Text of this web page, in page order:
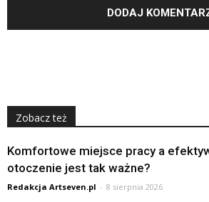
Zobacz też
Komfortowe miejsce pracy a
otoczenie jest tak ważne?
Redakcja Artseven.pl - 8 sierpnia 2026